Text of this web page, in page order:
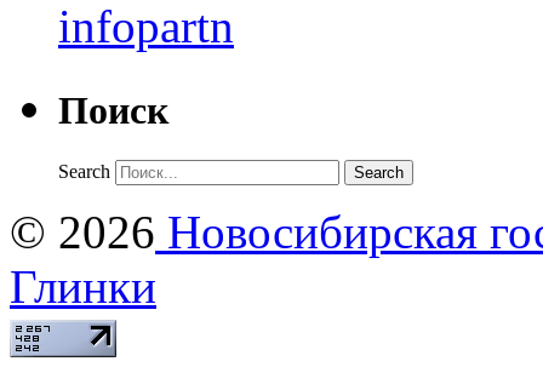
Поиск
Search
© 2026 Новосибирская
Глинки